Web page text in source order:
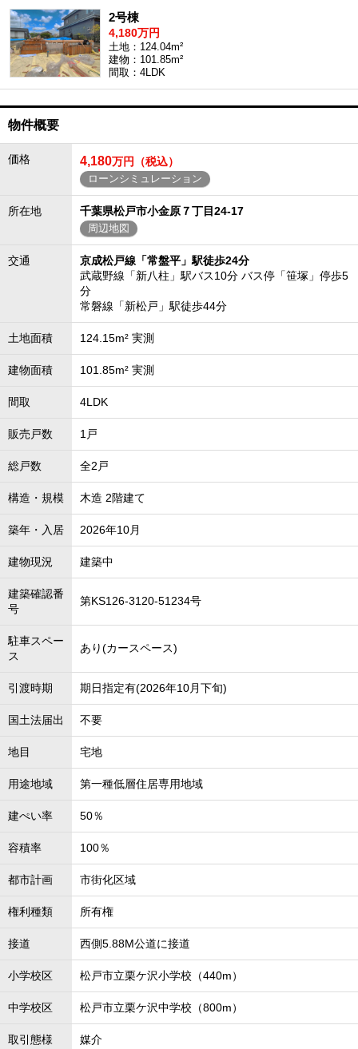
2号棟
4,180万円
土地：124.04m²
建物：101.85m²
間取：4LDK
物件概要
価格 4,180万円（税込）
ローンシミュレーション
所在地 千葉県松戸市小金原７丁目24-17
周辺地図
交通
京成松戸線「常盤平」駅徒歩24分
武蔵野線「新八柱」駅バス10分 バス停「笹塚」停歩5
分
常磐線「新松戸」駅徒歩44分
土地面積 124.15m² 実測
建物面積 101.85m² 実測
間取 4LDK
販売戸数 1戸
総戸数 全2戸
構造・規模 木造 2階建て
築年・入居 2026年10月
建物現況 建築中
建築確認番
号
第KS126-3120-51234号
駐車スペー
ス
あり(カースペース)
引渡時期 期日指定有(2026年10月下旬)
国土法届出 不要
地目 宅地
用途地域 第一種低層住居専用地域
建ぺい率 50％
容積率 100％
都市計画 市街化区域
権利種類 所有権
接道 西側5.88M公道に接道
小学校区 松戸市立栗ケ沢小学校（440m）
中学校区 松戸市立栗ケ沢中学校（800m）
取引態様 媒介